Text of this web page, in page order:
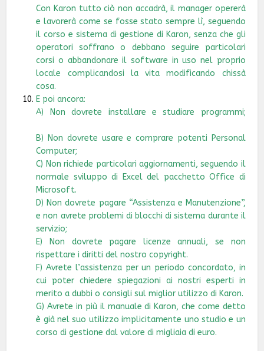
Con Karon tutto ciò non accadrà, il manager opererà
e lavorerà come se fosse stato sempre lì, seguendo
il corso e sistema di gestione di Karon, senza che gli
operatori soffrano o debbano seguire particolari
corsi o abbandonare il software in uso nel proprio
locale complicandosi la vita modificando chissà
cosa.
E poi ancora:
A) Non dovrete installare e studiare programmi;
B) Non dovrete usare e comprare potenti Personal
Computer;
C) Non richiede particolari aggiornamenti, seguendo il
normale sviluppo di Excel del pacchetto Office di
Microsoft.
D) Non dovrete pagare “Assistenza e Manutenzione”,
e non avrete problemi di blocchi di sistema durante il
E) Non dovrete pagare licenze annuali, se non
rispettare i diritti del nostro copyright.
F) Avrete l’assistenza per un periodo concordato, in
cui poter chiedere spiegazioni ai nostri esperti in
merito a dubbi o consigli sul miglior utilizzo di Karon.
G) Avrete in più il manuale di Karon, che come detto
è già nel suo utilizzo implicitamente uno studio e un
corso di gestione dal valore di migliaia di euro.